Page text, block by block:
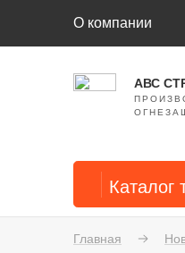
О компании
АВС
Каталог
Главная